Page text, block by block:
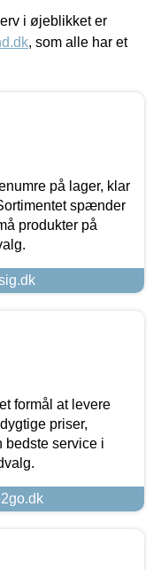
i øjeblikket er
, som alle har et
på lager, klar
spænder
produkter på
formål at levere
priser,
bedste service i